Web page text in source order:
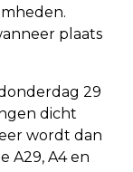
plaats
29
dicht
wordt dan
A29, A4 en